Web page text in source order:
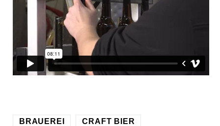
BRAUEREI CRAFT BIER